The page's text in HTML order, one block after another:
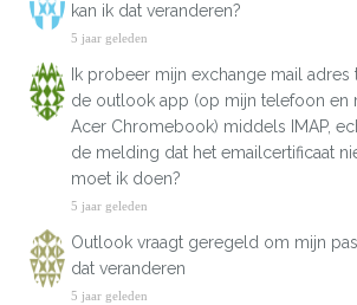
kan ik dat veranderen?
5 jaar geleden
Ik probeer mijn exchange mail
de outlook app (op mijn telefoon en
Acer Chromebook) middels IMAP,
de melding dat het emailcertificaat
moet ik doen?
5 jaar geleden
Outlook vraagt geregeld om mijn
dat veranderen
5 jaar geleden